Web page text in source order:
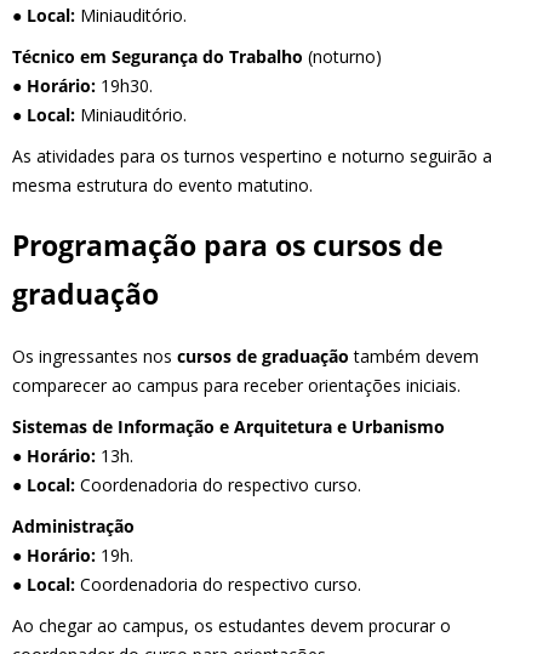
● Local: Miniauditório.
Técnico em Segurança do Trabalho (noturno)
● Horário: 19h30.
● Local: Miniauditório.
As atividades para os turnos vespertino e noturno seguirão a
mesma estrutura do evento matutino.
Programação para os cursos de
graduação
Os ingressantes nos cursos de graduação também devem
comparecer ao campus para receber orientações iniciais.
Sistemas de Informação e Arquitetura e Urbanismo
● Horário: 13h.
● Local: Coordenadoria do respectivo curso.
Administração
● Horário: 19h.
● Local: Coordenadoria do respectivo curso.
Ao chegar ao campus, os estudantes devem procurar o